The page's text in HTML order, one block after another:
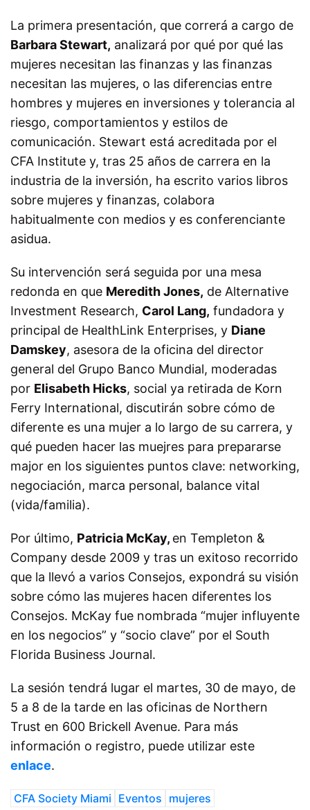
La primera presentación, que correrá a cargo de
Barbara Stewart, analizará por qué por qué las
mujeres necesitan las finanzas y las finanzas
necesitan las mujeres, o las diferencias entre
hombres y mujeres en inversiones y tolerancia al
riesgo, comportamientos y estilos de
comunicación. Stewart está acreditada por el
CFA Institute y, tras 25 años de carrera en la
industria de la inversión, ha escrito varios libros
sobre mujeres y finanzas, colabora
habitualmente con medios y es conferenciante
asidua.
Su intervención será seguida por una mesa
redonda en que Meredith Jones, de Alternative
Investment Research, Carol Lang, fundadora y
principal de HealthLink Enterprises, y Diane
Damskey, asesora de la oficina del director
general del Grupo Banco Mundial, moderadas
por Elisabeth Hicks, social ya retirada de Korn
Ferry International, discutirán sobre cómo de
diferente es una mujer a lo largo de su carrera, y
qué pueden hacer las muejres para prepararse
major en los siguientes puntos clave: networking,
negociación, marca personal, balance vital
(vida/familia).
Por último, Patricia McKay, en Templeton &
Company desde 2009 y tras un exitoso recorrido
que la llevó a varios Consejos, expondrá su visión
sobre cómo las mujeres hacen diferentes los
Consejos. McKay fue nombrada “mujer influyente
en los negocios” y “socio clave” por el South
Florida Business Journal.
La sesión tendrá lugar el martes, 30 de mayo, de
5 a 8 de la tarde en las oficinas de Northern
Trust en 600 Brickell Avenue. Para más
información o registro, puede utilizar este
enlace.
CFA Society Miami Eventos mujeres